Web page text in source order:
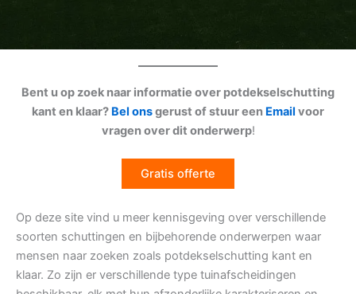
Bent u op zoek naar informatie over potdekselschutting
kant en klaar? Bel onsgerust of stuur een Email voor
vragen over dit onderwerp!
Gratis offerte
Op deze site vind u meer kennisgeving over verschillende
soorten schuttingen en bijbehorende onderwerpen waar
mensen naar zoeken zoals potdekselschutting kant en
klaar. Zo zijn er verschillende type tuinafscheidingen